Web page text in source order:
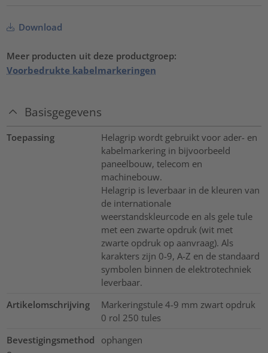
Download
Meer producten uit deze productgroep:
Voorbedrukte kabelmarkeringen
Basisgegevens
Toepassing
Helagrip wordt gebruikt voor ader- en
kabelmarkering in bijvoorbeeld
paneelbouw, telecom en
machinebouw.
Helagrip is leverbaar in de kleuren van
de internationale
weerstandskleurcode en als gele tule
met een zwarte opdruk (wit met
zwarte opdruk op aanvraag). Als
karakters zijn 0-9, A-Z en de standaard
symbolen binnen de elektrotechniek
leverbaar.
Artikelomschrijving
Markeringstule 4-9 mm zwart opdruk
0 rol 250 tules
Bevestigingsmethod
ophangen